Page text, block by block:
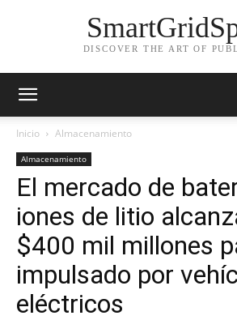
DISCOVER THE ART OF
Inicio Almacenamiento
Almacenamiento
El mercado de
iones de litio
$400 mil millones
impulsado por
eléctricos